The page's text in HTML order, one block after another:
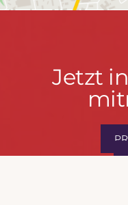
JetztJetzt